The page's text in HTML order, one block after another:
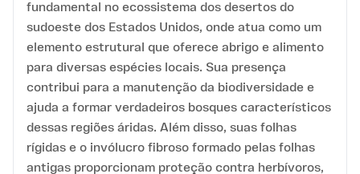
fundamental no ecossistema dos desertos do
sudoeste dos Estados Unidos, onde atua como um
elemento estrutural que oferece abrigo e alimento
para diversas espécies locais. Sua presença
contribui para a manutenção da biodiversidade e
ajuda a formar verdadeiros bosques característicos
dessas regiões áridas. Além disso, suas folhas
rígidas e o invólucro fibroso formado pelas folhas
antigas proporcionam proteção contra herbívoros,